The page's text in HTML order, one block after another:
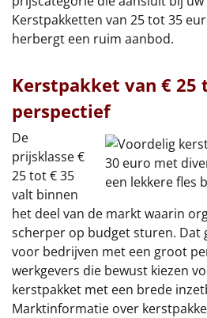
Relatiegeschenken
Cadeaubon
Per stuk
Alle overige
Kerstpakketten van 25 tot 35
herbergt een ruim aanbod.
Kerstpakket van € 25
perspectief
De
prijsklasse €
25 tot € 35
valt binnen
het deel van de markt waarin
scherper op budget sturen. Dat
voor bedrijven met een groot
werkgevers die bewust kiezen
kerstpakket met een brede
Marktinformatie over